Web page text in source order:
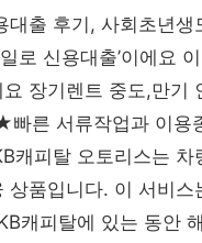
대출 후기, 사회초년
로 신용대출’이에요
장기렌트 중도,만기
른 서류작업과 이용
캐피탈 오토리스는
상품입니다. 이 서비
캐피탈에 있는 동안